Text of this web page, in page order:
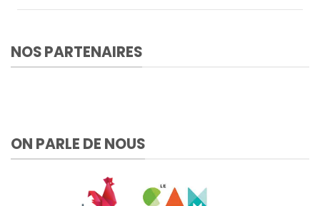
NOS PARTENAIRES
ON PARLE DE NOUS